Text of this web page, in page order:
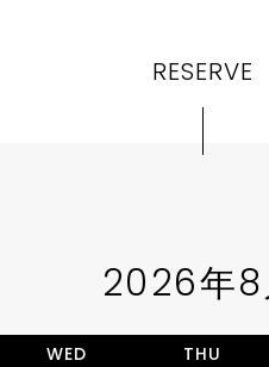
RESERVE
2026年8
WED THU